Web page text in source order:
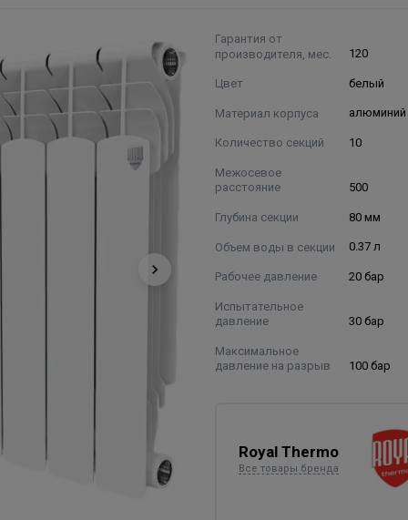
Гарантия от
производителя, мес.
120
Цвет белый
Материал корпуса алюминий
Количество секций 10
Межосевое
расстояние
500
Глубина секции 80 мм
Объем воды в секции 0.37 л
Рабочее давление 20 бар
Испытательное
давление
30 бар
Максимальное
давление на разрыв
100 бар
Royal Thermo
Все товары бренда